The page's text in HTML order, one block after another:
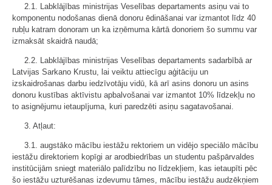
2.1. Labklājības ministrijas Veselības departaments asiņu vai to
komponentu nodošanas dienā donoru ēdināšanai var izmantot līdz 40
rubļu katram donoram un ka izņēmuma kārtā donoriem šo summu var
izmaksāt skaidrā naudā;
2.2. Labklājības ministrijas Veselības departaments sadarbībā ar
Latvijas Sarkano Krustu, lai veiktu attiecīgu aģitāciju un
izskaidrošanas darbu iedzīvotāju vidū, kā arī asins donoru un asins
donoru kustības aktīvistu apbalvošanai var izmantot 10% līdzekļu no
to asignējumu ietaupījuma, kuri paredzēti asiņu sagatavošanai.
3. Atļaut:
3.1. augstāko mācību iestāžu rektoriem un vidējo speciālo mācību
iestāžu direktoriem kopīgi ar arodbiedrības un studentu pašpārvaldes
institūcijām sniegt materiālo palīdzību no līdzekļiem, kas ietaupīti pēc
šo iestāžu uzturēšanas izdevumu tāmes, mācību iestāžu audzēkņiem